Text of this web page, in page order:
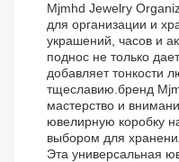
Mjmhd Jewelry
для организации и
украшений, часов и
поднос не только
добавляет тонкости
тщеславию.бренд
мастерство и
ювелирную коробку
выбором для
Эта универсальная